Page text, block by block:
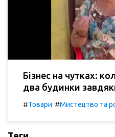
Бізнес на чутках:
два будинки
#Товари #Мистецтво та